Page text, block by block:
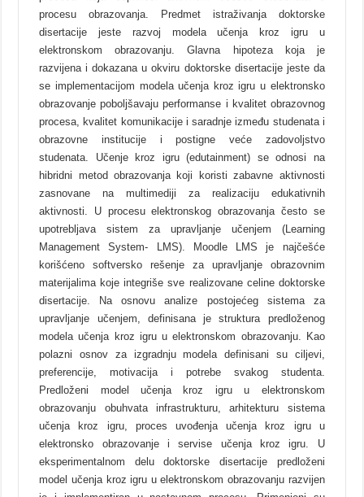
procesu obrazovanja. Predmet istraživanja doktorske
disertacije jeste razvoj modela učenja kroz igru u
elektronskom obrazovanju. Glavna hipoteza koja je
razvijena i dokazana u okviru doktorske disertacije jeste da
se implementacijom modela učenja kroz igru u elektronsko
obrazovanje poboljšavaju performanse i kvalitet obrazovnog
procesa, kvalitet komunikacije i saradnje između studenata i
obrazovne institucije i postigne veće zadovoljstvo
studenata. Učenje kroz igru (edutainment) se odnosi na
hibridni metod obrazovanja koji koristi zabavne aktivnosti
zasnovane na multimediji za realizaciju edukativnih
aktivnosti. U procesu elektronskog obrazovanja često se
upotrebljava sistem za upravljanje učenjem (Learning
Management System- LMS). Moodle LMS je najčešće
korišćeno softversko rešenje za upravljanje obrazovnim
materijalima koje integriše sve realizovane celine doktorske
disertacije. Na osnovu analize postojećeg sistema za
upravljanje učenjem, definisana je struktura predloženog
modela učenja kroz igru u elektronskom obrazovanju. Kao
polazni osnov za izgradnju modela definisani su ciljevi,
preferencije, motivacija i potrebe svakog studenta.
Predloženi model učenja kroz igru u elektronskom
obrazovanju obuhvata infrastrukturu, arhitekturu sistema
učenja kroz igru, proces uvođenja učenja kroz igru u
elektronsko obrazovanje i servise učenja kroz igru. U
eksperimentalnom delu doktorske disertacije predloženi
model učenja kroz igru u elektronskom obrazovanju razvijen